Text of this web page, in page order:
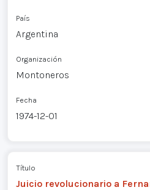
País
Argentina
Organización
Montoneros
Fecha
1974-12-01
Título
Juicio revolucionario a